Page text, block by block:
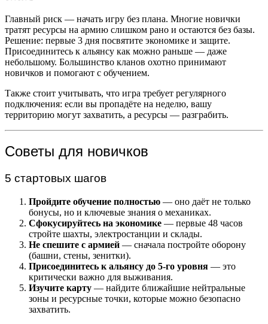
Главный риск — начать игру без плана. Многие новички
тратят ресурсы на армию слишком рано и остаются без базы.
Решение: первые 3 дня посвятите экономике и защите.
Присоединитесь к альянсу как можно раньше — даже
небольшому. Большинство кланов охотно принимают
новичков и помогают с обучением.
Также стоит учитывать, что игра требует регулярного
подключения: если вы пропадёте на неделю, вашу
территорию могут захватить, а ресурсы — разграбить.
Советы для новичков
5 стартовых шагов
Пройдите обучение полностью — оно даёт не только
бонусы, но и ключевые знания о механиках.
Сфокусируйтесь на экономике — первые 48 часов
стройте шахты, электростанции и склады.
Не спешите с армией — сначала постройте оборону
(башни, стены, зенитки).
Присоединитесь к альянсу до 5-го уровня — это
критически важно для выживания.
Изучите карту — найдите ближайшие нейтральные
зоны и ресурсные точки, которые можно безопасно
захватить.